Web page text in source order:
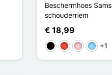
Beschermhoes
schouderriem
€ 18,99
ZwartRoodRozeLicht+1